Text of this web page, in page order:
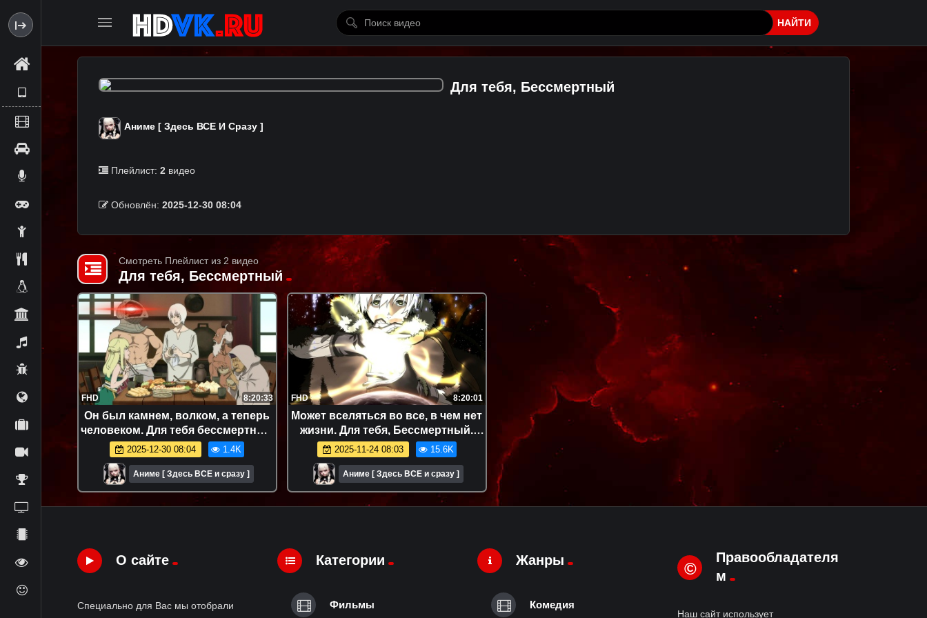
НАЙТИ
Для тебя, Бессмертный
Аниме [ Здесь ВСЕ И Сразу ]
Плейлист: 2 видео
Обновлён: 2025-12-30 08:04
Смотреть Плейлист из 2 видео
Для тебя, Бессмертный
FHD 8:20:33
Он был камнем, волком, а теперь
человеком. Для тебя бессмертный
2. Аниме-марафон. Все серии
подряд.
2025-12-30 08:04 1.4K
Аниме [ Здесь ВСЕ и сразу ]
FHD 8:20:01
Может вселяться во все, в чем нет
жизни. Для тебя, Бессмертный.
Аниме-марафон. Все серии
подряд.
2025-11-24 08:03 15.6K
Аниме [ Здесь ВСЕ и сразу ]
О сайте
Специально для Вас мы отобрали
Категории
Фильмы
Жанры
Комедия
©
Правообладателя
м
Наш сайт использует